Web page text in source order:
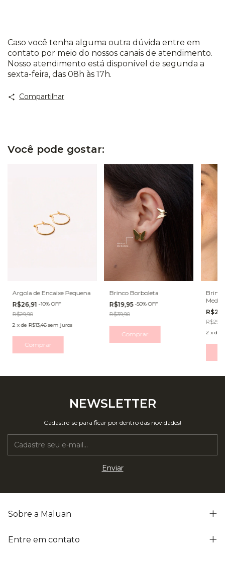
Caso você tenha alguma outra dúvida entre em
contato por meio do nossos canais de atendimento.
Nosso atendimento está disponível de segunda a
sexta-feira, das 08h às 17h.
Compartilhar
Você pode gostar:
Argola de Encaixe Pequena
R$26,91 -10%OFF
R$29,90
2 xde R$13,46 sem juros
Comprar
Brinco Borboleta
R$19,95 -50%OFF
R$39,90
Comprar 2 x de
NEWSLETTER
Cadastre-se para ficar por dentro das novidades!
Sobre a Maluan
Entre em contato